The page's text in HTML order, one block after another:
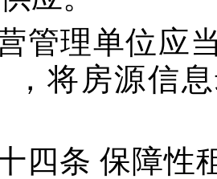
管理单位应
，将房源信
四条 保障性